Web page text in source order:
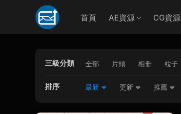
首頁 AE資源 CG資源
三級分類 全部 片頭 相冊 粒子
排序 最新 更新 推薦